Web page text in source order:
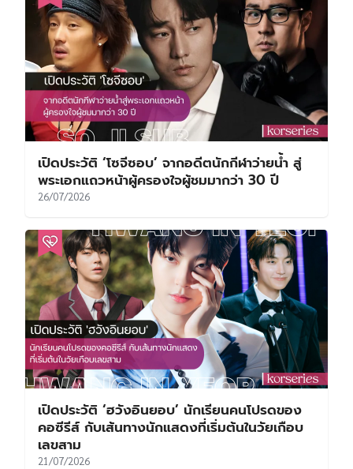
เปิดประวัติ ‘โซจีซอบ’ จากอดีตนักกีฬาว่ายน้ำ สู่
พระเอกแถวหน้าผู้ครองใจผู้ชมมากว่า 30 ปี
26/07/2026
เปิดประวัติ ‘ฮวังอินยอบ’ นักเรียนคนโปรดของ
คอซีรีส์ กับเส้นทางนักแสดงที่เริ่มต้นในวัยเกือบ
เลขสาม
21/07/2026